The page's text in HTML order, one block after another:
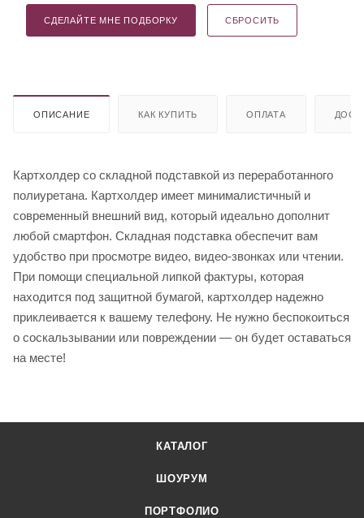
СДЕЛАЙТЕ МНЕ ПОДБОРКУ СБРОСИТЬ
ОПИСАНИЕ КАК КУПИТЬ ОПЛАТА
Картхолдер со складной подставкой из переработанного
полиуретана. Картхолдер имеет минималистичный и
современный внешний вид, который идеально дополнит
любой смартфон. Складная подставка обеспечит вам
удобство при просмотре видео, видео-звонках или чтении.
При помощи специальной липкой фактуры, которая
находится под защитной бумагой, картхолдер надежно
приклеивается к вашему телефону. Не нужно беспокоиться
о соскальзывании или повреждении — он будет оставаться
на месте!
КАТАЛОГ
ШОУРУМ
ПОРТФОЛИО